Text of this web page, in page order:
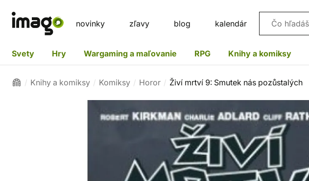
novinky zľavy blog kalendár Vyhľadávanie
Svety Hry Wargaming a maľovanie RPG Knihy a komiksy
Knihy a komiksy Komiksy Horor Živí mrtví 9: Smutek nás pozůstalých